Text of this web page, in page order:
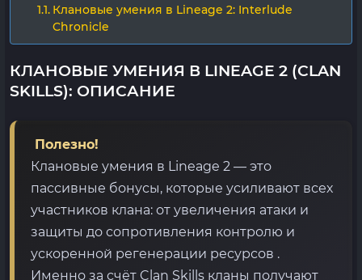
Клановые умения в Lineage 2: Interlude
Chronicle
КЛАНОВЫЕ УМЕНИЯ В LINEAGE 2 (CLAN
SKILLS): ОПИСАНИЕ
Полезно!
Клановые умения в Lineage 2 — это
пассивные бонусы, которые усиливают всех
участников клана: от увеличения атаки и
защиты до сопротивления контролю и
ускоренной регенерации ресурсов .
Именно за счёт Clan Skills кланы получают